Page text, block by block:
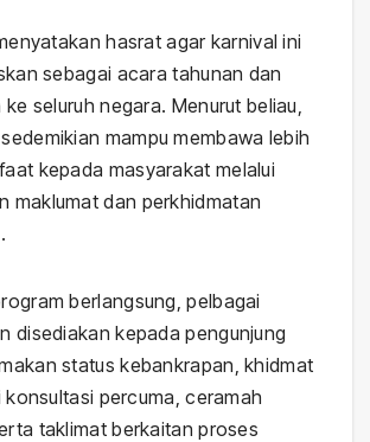
hasrat agar karnival ini
sebagai acara tahunan dan
seluruh negara. Menurut beliau,
mampu membawa lebih
kepada masyarakat melalui
maklumat dan perkhidmatan
berlangsung, pelbagai
disediakan kepada pengunjung
status kebankrapan, khidmat
percuma, ceramah
taklimat berkaitan proses